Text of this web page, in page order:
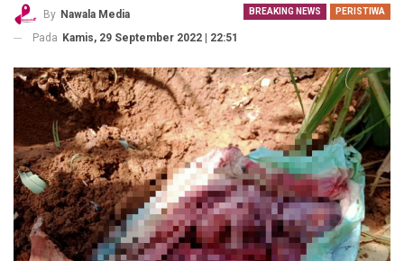
BREAKING NEWS PERISTIWA
By Nawala Media
Pada Kamis, 29 September 2022 | 22:51